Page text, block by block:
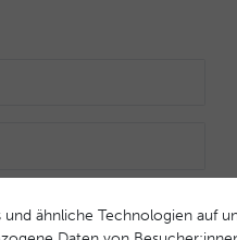
ähnliche Technologien auf